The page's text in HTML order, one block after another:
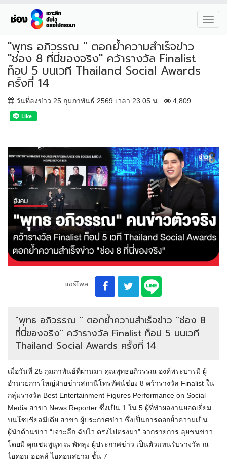
"พุทธ อภิวรรณ " ตอกย้ำความสำเร็จข่าว
"ช่อง 8 ที่นี่ของจริง" คว้ารางวัล Finalist
ท็อป 5 บนเวที Thailand Social Awards
ครั้งที่ 14
วันที่ลงข่าว 25 กุมภาพันธ์ 2569 เวลา 23:05 น. 4,809
แชร์โพส
"พุทธ อภิวรรณ " ตอกย้ำความสำเร็จข่าว "ช่อง 8
ที่นี่ของจริง" คว้ารางวัล Finalist ท็อป 5 บนเวที
Thailand Social Awards ครั้งที่ 14
เมื่อวันที่ 25 กุมภาพันธ์ที่ผ่านมา คุณพุทธอภิวรรณ องค์พระบารมี ผู้
อำนวยการใหญ่ฝ่ายข่าวสถานีโทรทัศน์ช่อง 8 คว้ารางวัล Finalist ใน
กลุ่มรางวัล Best Entertainment Figures Performance on Social
Media สาขา News Reporter ซึ่งเป็น 1 ใน 5 ผู้ที่ทำผลงานยอดเยี่ยม
บนโซเชียลมีเดีย สาขา ผู้ประกาศข่าว ซึ่งเป็นการตอกย้ำความเป็น
ผู้นำด้านข่าว “เจาะลึก ฉับไว ตรงไปตรงมา” จากรายการ ลุยชนข่าว
โดยมี คุณชมพูนุท ณ พัทลุง ผู้ประกาศข่าว เป็นตัวแทนรับรางวัล ณ
ไอคอน ฮอลล์ ไอคอนสยาม ชั้น 7